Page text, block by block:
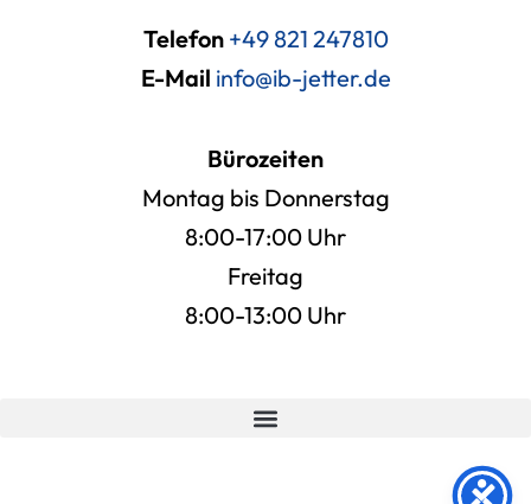
Telefon +49 821 247810
E-Mail info@ib-jetter.de
Bürozeiten
Montag bis Donnerstag
8:00-17:00 Uhr
Freitag
8:00-13:00 Uhr